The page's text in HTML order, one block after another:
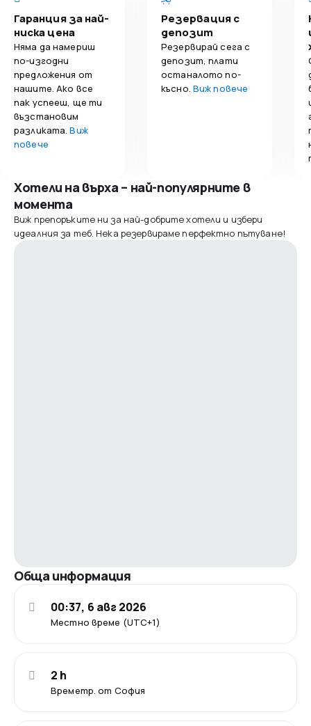
Гаранция за най-
ниска цена
Няма да намериш
по-изгодни
предложения от
нашите. Ако все
пак успееш, ще ти
възстановим
разликата.Виж
повече
Резервация с
депозит
Резервирай сега с
депозит, плати
останалото по-
късно. Виж повече
Хотели на върха – най-популярните в
момента
Виж препоръките ни за най-добрите хотели и избери
идеалния за теб. Нека резервираме перфектно пътуване!
Обща информация
Местно време (UTC+1)
00:37, 6 авг 2026
Времетр. от София
2 h